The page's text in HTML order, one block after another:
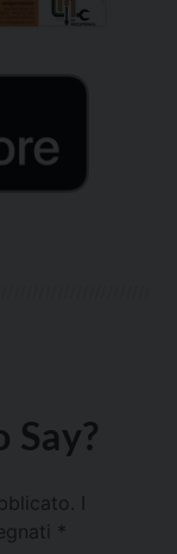
Say?
*